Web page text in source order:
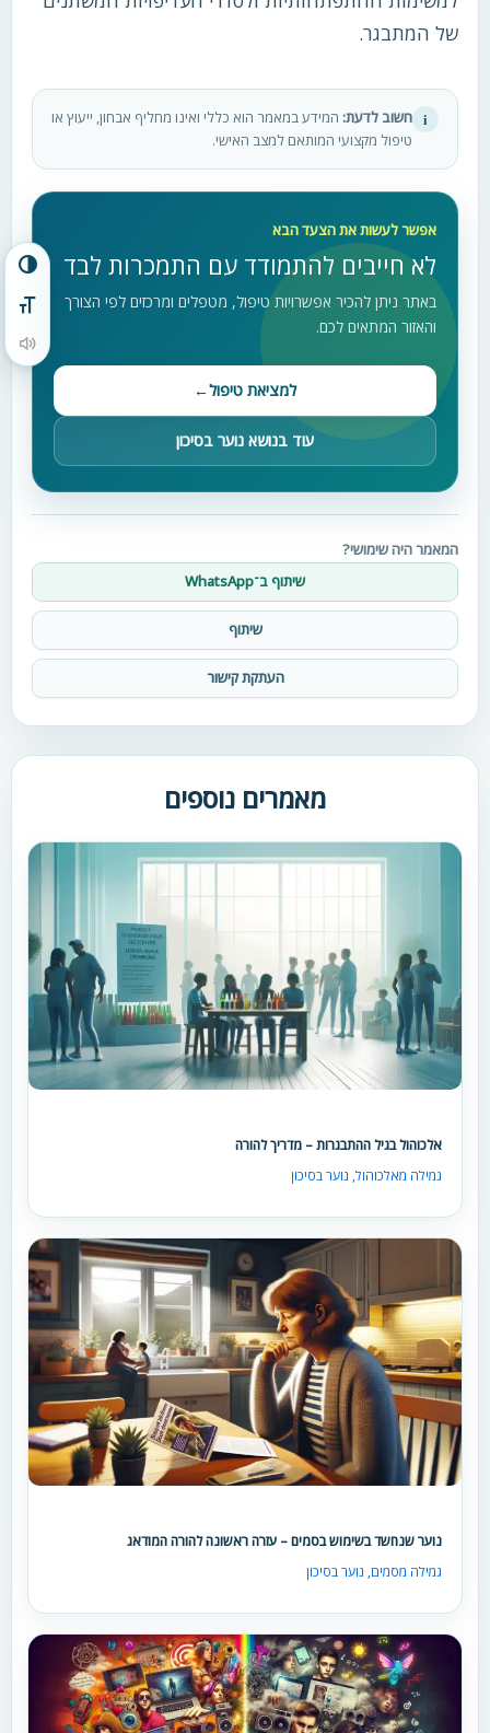
הפעל/כבה ניגודיות גבוהה
מתג גודל גופן
הקראת תוכן העמוד
של המתבגר.
i חשוב לדעת: המידע במאמר הוא כללי ואינו מחליף אבחון, ייעוץ או
טיפול מקצועי המותאם למצב האישי.
אפשר לעשות את הצעד הבא
לא חייבים להתמודד עם התמכרות לבד
באתר ניתן להכיר אפשרויות טיפול, מטפלים ומרכזים לפי הצורך
והאזור המתאים לכם.
למציאת טיפול←
עוד בנושא נוער בסיכון
המאמר היה שימושי?
שיתוף ב־WhatsApp
שיתוף
העתקת קישור
מאמרים נוספים
אלכוהול בגיל ההתבגרות – מדריך להורה
גמילה מאלכוהול, נוער בסיכון
נוער שנחשד בשימוש בסמים – עזרה ראשונה להורה המודאג
גמילה מסמים, נוער בסיכון